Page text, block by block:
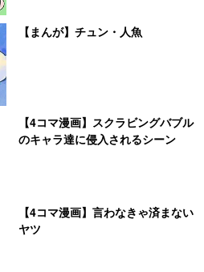
【まんが】チュン・人魚
【4コマ漫画】スクラビングバブル
のキャラ達に侵入されるシーン
【4コマ漫画】言わなきゃ済まない
ヤツ